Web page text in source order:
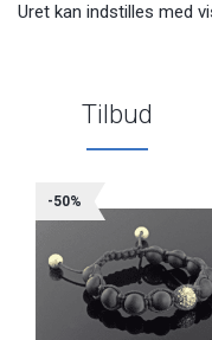
Uret kan indstilles med
Tilbud
-50%